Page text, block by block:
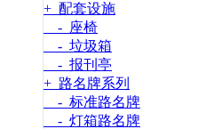
+ 配套设施
- 座椅
- 垃圾箱
- 报刊亭
+ 路名牌系列
- 标准路名牌
- 灯箱路名牌